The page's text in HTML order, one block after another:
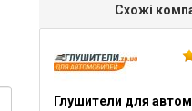
Схожі
Глушители для